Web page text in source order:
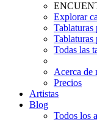
Explorar
Tablaturas
Tablaturas
Todas las
Acerca de
Precios
Artistas
Blog
Todos los